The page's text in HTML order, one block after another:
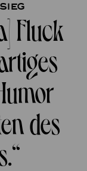
Fluck
des